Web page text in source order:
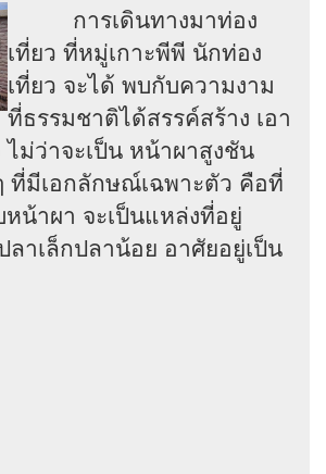
การเดินทางมาท่อง
เที่ยว ที่หมู่เกาะพีพี นักท่อง
เที่ยว จะได้ พบกับความงาม
ที่ธรรมชาติได้สรรค์สร้าง เอา
ไม่ว่าจะเป็น หน้าผาสูงชัน
ที่มีเอกลักษณ์เฉพาะตัว คือที่
น้าผา จะเป็นแหล่งที่อยู่
ลาเล็กปลาน้อย อาศัยอยู่เป็น